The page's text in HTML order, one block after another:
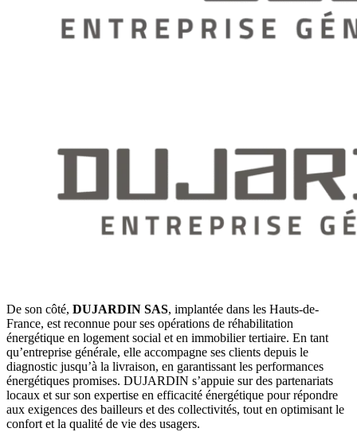
De son côté, DUJARDIN SAS, implantée dans les Hauts-de-
France, est reconnue pour ses opérations de réhabilitation
énergétique en logement social et en immobilier tertiaire. En tant
qu’entreprise générale, elle accompagne ses clients depuis le
diagnostic jusqu’à la livraison, en garantissant les performances
énergétiques promises. DUJARDIN s’appuie sur des partenariats
locaux et sur son expertise en efficacité énergétique pour répondre
aux exigences des bailleurs et des collectivités, tout en optimisant le
confort et la qualité de vie des usagers.